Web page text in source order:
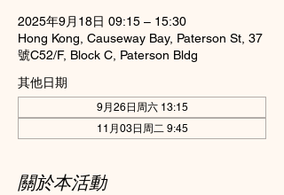
2025年9月18日 09:15 – 15:30
Hong Kong, Causeway Bay, Paterson St, 37
號C52/F, Block C, Paterson Bldg
其他日期
9月26日周六 13:15
11月03日周二 9:45
關於本活動